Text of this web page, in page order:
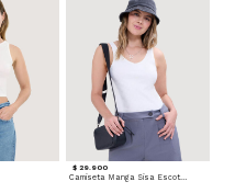
$ 29.900
Camiseta Manga Sisa Escotada